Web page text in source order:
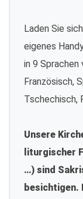
Laden Sie
eigenes
in 9 Sprachen
Französisch,
Tschechisch,
Unsere
liturgischer
…) sind
besichtigen.